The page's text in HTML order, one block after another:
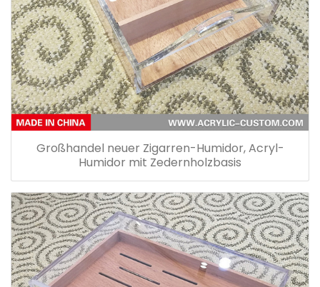
Großhandel neuer Zigarren-Humidor, Acryl-
Humidor mit Zedernholzbasis